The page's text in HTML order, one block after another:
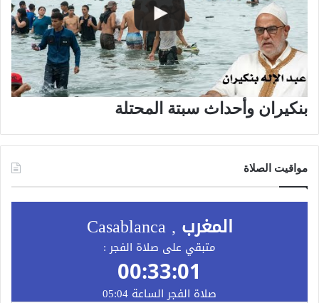
بنكيران وأحداث سبتة المحتلة
مواقيت الصلاة